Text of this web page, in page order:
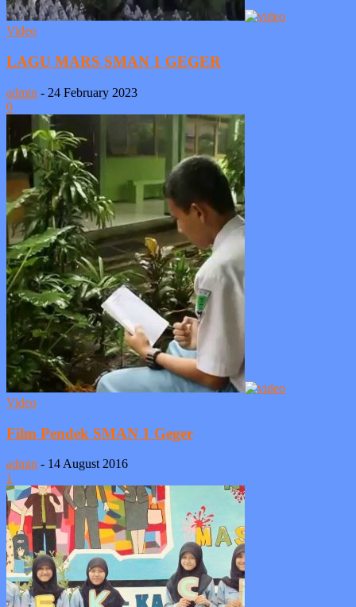
Video
LAGU MARS SMAN 1 GEGER
admin - 24 February 2023
0
Video
Film Pendek SMAN 1 Geger
admin - 14 August 2016
1